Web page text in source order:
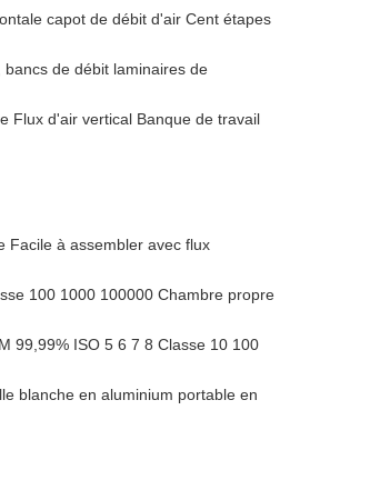
capot de débit d'air Cent étapes
de débit laminaires de
Flux d'air vertical Banque de travail
Facile à assembler avec flux
100 1000 100000 Chambre propre
99,99% ISO 5 6 7 8 Classe 10 100
blanche en aluminium portable en